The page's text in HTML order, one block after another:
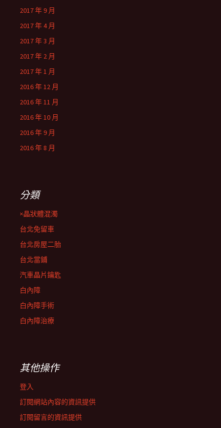
2017 年 9 月
2017 年 4 月
2017 年 3 月
2017 年 2 月
2017 年 1 月
2016 年 12 月
2016 年 11 月
2016 年 10 月
2016 年 9 月
2016 年 8 月
分類
×晶狀體混濁
台北免留車
台北房屋二胎
台北當鋪
汽車晶片鑰匙
白內障
白內障手術
白內障治療
其他操作
登入
訂閱網站內容的資訊提供
訂閱留言的資訊提供